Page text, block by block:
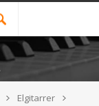
Elgitarrer